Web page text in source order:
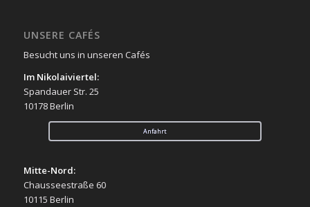
UNSERE CAFÉS
Besucht uns in unseren Cafés
Im Nikolaiviertel:
Spandauer Str. 25
10178 Berlin
Anfahrt
Mitte-Nord:
Chausseestraße 60
10115 Berlin